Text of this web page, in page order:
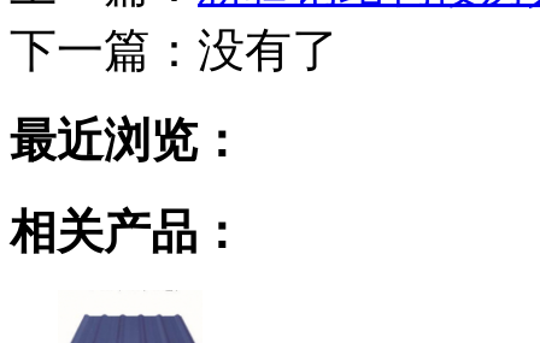
下一篇： 没有了
最近浏览：
相关产品：